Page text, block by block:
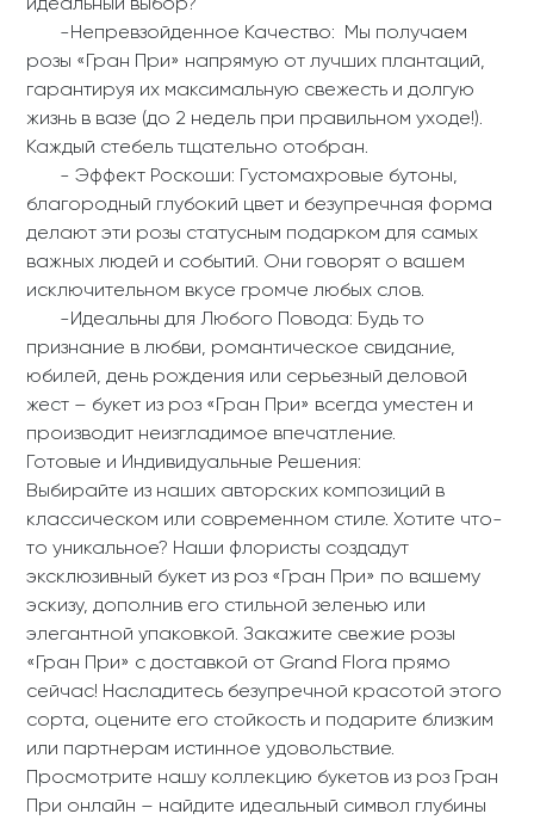
идеальный выбор?
-Непревзойденное Качество: Мы получаем
розы «Гран При» напрямую от лучших плантаций,
гарантируя их максимальную свежесть и долгую
жизнь в вазе (до 2 недель при правильном уходе!).
Каждый стебель тщательно отобран.
- Эффект Роскоши: Густомахровые бутоны,
благородный глубокий цвет и безупречная форма
делают эти розы статусным подарком для самых
важных людей и событий. Они говорят о вашем
исключительном вкусе громче любых слов.
-Идеальны для Любого Повода: Будь то
признание в любви, романтическое свидание,
юбилей, день рождения или серьезный деловой
жест – букет из роз «Гран При» всегда уместен и
производит неизгладимое впечатление.
Готовые и Индивидуальные Решения:
Выбирайте из наших авторских композиций в
классическом или современном стиле. Хотите что-
то уникальное? Наши флористы создадут
эксклюзивный букет из роз «Гран При» по вашему
эскизу, дополнив его стильной зеленью или
элегантной упаковкой. Закажите свежие розы
«Гран При» с доставкой от Grand Flora прямо
сейчас! Насладитесь безупречной красотой этого
сорта, оцените его стойкость и подарите близким
или партнерам истинное удовольствие.
Просмотрите нашу коллекцию букетов из роз Гран
При онлайн – найдите идеальный символ глубины